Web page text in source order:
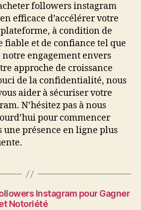
followers instagram
efficace d’accélérer votre
à condition de
fiable et de confiance tel que
notre engagement envers
approche de croissance
de la confidentialité, nous
aider à sécuriser votre
N’hésitez pas à nous
pour commencer
une présence en ligne plus
Instagram pour Gagner
Notoriété